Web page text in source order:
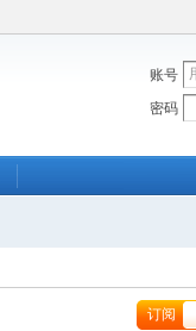
账号
密码
订阅